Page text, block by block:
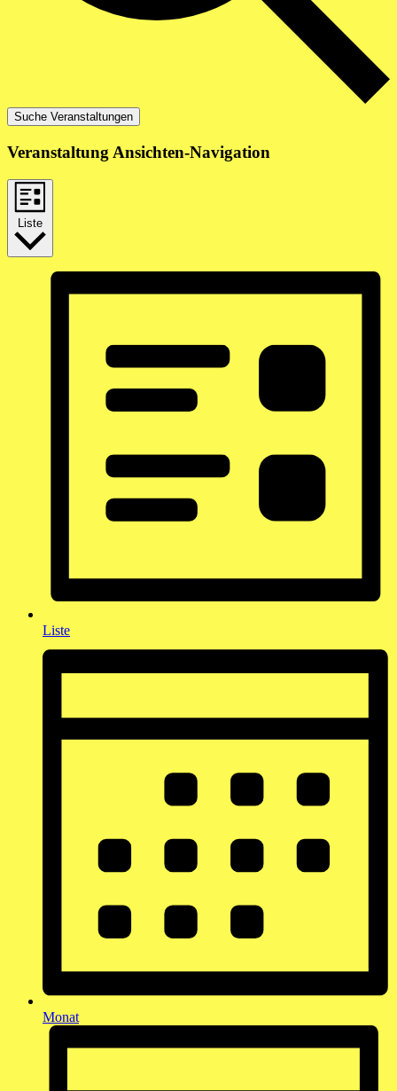
Suche Veranstaltungen
Veranstaltung Ansichten-Navigation
Liste
Liste
Monat